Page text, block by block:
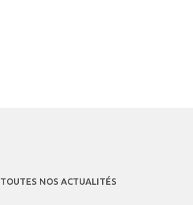
TOUTES NOS ACTUALITÉS